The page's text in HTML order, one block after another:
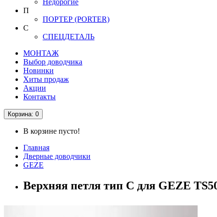
П
ПОРТЕР (PORTER)
С
СПЕЦДЕТАЛЬ
МОНТАЖ
Выбор доводчика
Новинки
Хиты продаж
Акции
Контакты
Корзина: 0
В корзине пусто!
Главная
Дверные доводчики
GEZE
Верхняя петля тип C для GEZE